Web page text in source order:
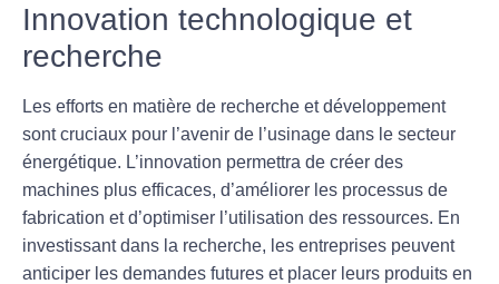
Innovation technologique et
recherche
Les efforts en matière de recherche et développement
sont cruciaux pour l’avenir de l’usinage dans le secteur
énergétique. L’innovation permettra de créer des
machines plus efficaces, d’améliorer les processus de
fabrication et d’optimiser l’utilisation des ressources. En
investissant dans la recherche, les entreprises peuvent
anticiper les demandes futures et placer leurs produits en